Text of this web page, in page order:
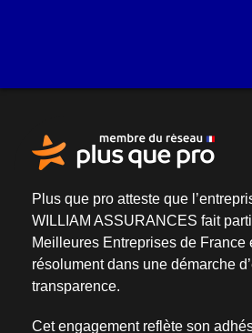
Plus que pro atteste que
WILLIAM ASSURANCES fait
Meilleures Entreprises de France
résolument dans une démarche
transparence.
Cet engagement reflète son